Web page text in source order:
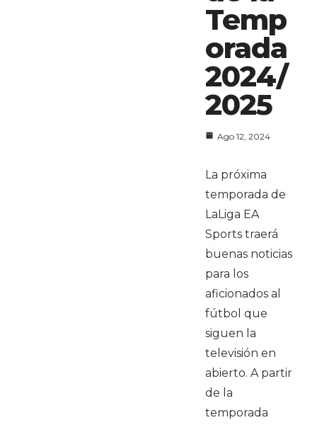
Temp
orada
2024/
2025
Ago 12, 2024
La próxima
temporada de
LaLiga EA
Sports traerá
buenas noticias
para los
aficionados al
fútbol que
siguen la
televisión en
abierto. A partir
de la
temporada